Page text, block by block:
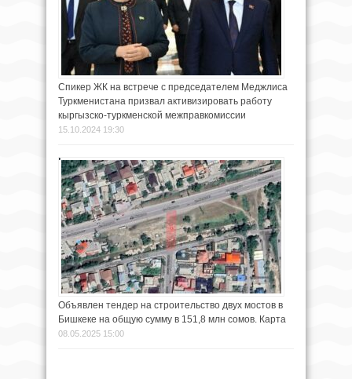
Спикер ЖК на встрече с председателем Меджлиса
Туркменистана призвал активизировать работу
кыргызско-туркменской межправкомиссии
15.10.2024 19:30
Объявлен тендер на строительство двух мостов в
Бишкеке на общую сумму в 151,8 млн сомов. Карта
08.05.2025 15:00